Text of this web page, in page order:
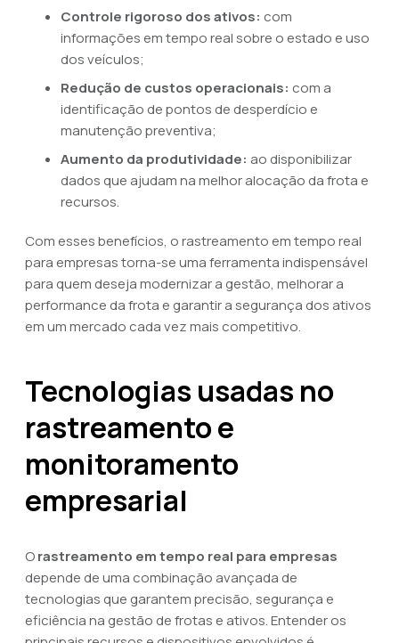
Controle rigoroso dos ativos: com
informações em tempo real sobre o estado e uso
dos veículos;
Redução de custos operacionais: com a
identificação de pontos de desperdício e
manutenção preventiva;
Aumento da produtividade: ao disponibilizar
dados que ajudam na melhor alocação da frota e
recursos.
Com esses benefícios, o rastreamento em tempo real
para empresas torna-se uma ferramenta indispensável
para quem deseja modernizar a gestão, melhorar a
performance da frota e garantir a segurança dos ativos
em um mercado cada vez mais competitivo.
Tecnologias usadas no
rastreamento e
monitoramento
empresarial
Orastreamento em tempo real para empresas
depende de uma combinação avançada de
tecnologias que garantem precisão, segurança e
eficiência na gestão de frotas e ativos. Entender os